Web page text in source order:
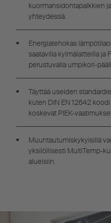
kuormansidontapalkkien
yhteydessä.
Energiatehokas
saatavilla kylmälaitteilla ja
perustuvalla umpikori-
Täyttää useiden
kuten DIN EN 12642
koskevat PIEK-
Muuntautumiskykyisillä
yksilöllisesti MultiTemp-
alueisiin.